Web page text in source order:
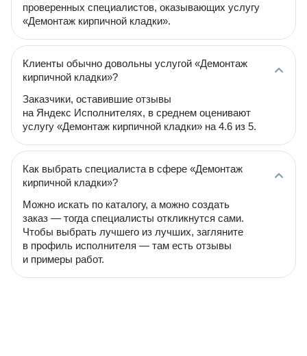
проверенных специалистов, оказывающих услугу
«Демонтаж кирпичной кладки».
Клиенты обычно довольны услугой «Демонтаж
кирпичной кладки»?
Заказчики, оставившие отзывы
на Яндекс Исполнителях, в среднем оценивают
услугу «Демонтаж кирпичной кладки» на 4.6 из 5.
Как выбрать специалиста в сфере «Демонтаж
кирпичной кладки»?
Можно искать по каталогу, а можно создать
заказ — тогда специалисты откликнутся сами.
Чтобы выбрать лучшего из лучших, загляните
в профиль исполнителя — там есть отзывы
и примеры работ.